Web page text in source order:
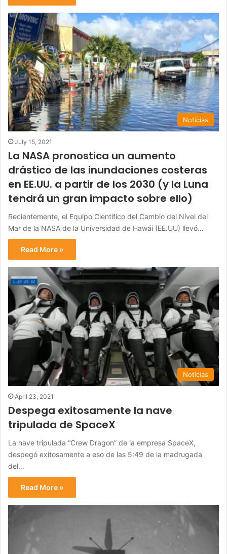
Noticias
July 15, 2021
La NASA pronostica un aumento
drástico de las inundaciones costeras
en EE.UU. a partir de los 2030 (y la Luna
tendrá un gran impacto sobre ello)
Recientemente, el Equipo Científico del Cambio del Nivel del
Mar de la NASA de la Universidad de Hawái (EE.UU) llevó…
Read More »
Noticias
April 23, 2021
Despega exitosamente la nave
tripulada de SpaceX
La nave tripulada “Crew Dragon” de la empresa SpaceX,
despegó exitosamente a eso de las 5:49 de la madrugada
del…
Read More »